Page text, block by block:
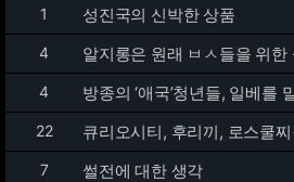
1 성진국의 신박한 상품
4 알지롱은 원래 ㅂㅅ들을 위한
4 방종의 ‘애국’청년들, 일베를
22 큐리오시티, 후리끼, 로스쿨
7 썰전에 대한 생각